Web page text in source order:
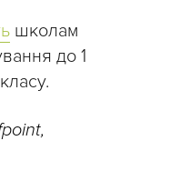
школам
до 1